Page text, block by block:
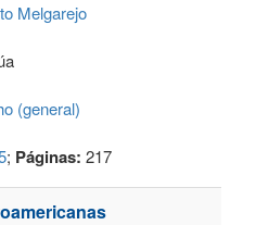
Melgarejo
(general)
; Páginas:217